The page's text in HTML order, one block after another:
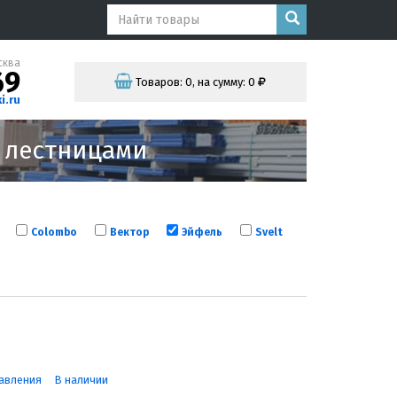
Товаров:0, на сумму:0
Colombo Вектор Эйфель Svelt
В наличии